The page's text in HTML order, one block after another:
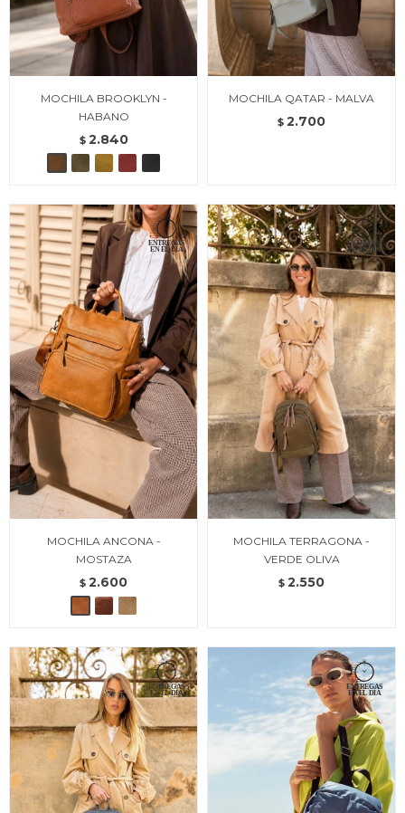
MOCHILA BROOKLYN -
HABANO
$ 2.840
MOCHILA QATAR - MALVA
$ 2.700
MOCHILA ANCONA -
MOSTAZA
$ 2.600
MOCHILA TERRAGONA -
VERDE OLIVA
$ 2.550